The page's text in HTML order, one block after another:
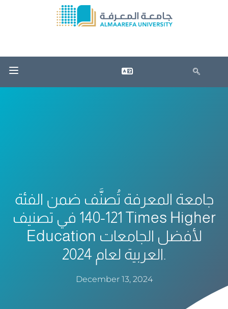
جامعة المعرفة تُصنَّف ضمن الفئة
121-140 في تصنيف Times Higher
Education لأفضل الجامعات
العربية لعام 2024.
December 13, 2024